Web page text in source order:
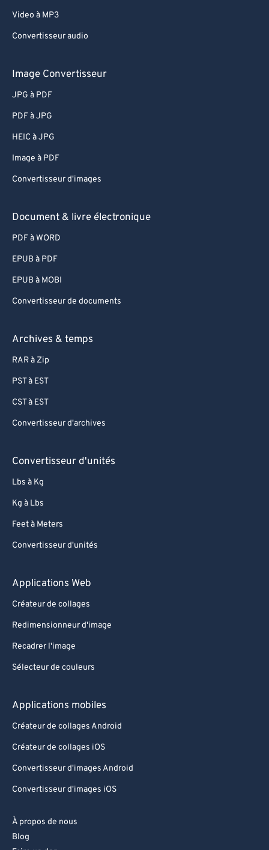
Video à MP3
Convertisseur audio
Image Convertisseur
JPG à PDF
PDF à JPG
HEIC à JPG
Image à PDF
Convertisseur d'images
Document & livre électronique
PDF à WORD
EPUB à PDF
EPUB à MOBI
Convertisseur de documents
Archives & temps
RAR à Zip
PST à EST
CST à EST
Convertisseur d'archives
Convertisseur d'unités
Lbs à Kg
Kg à Lbs
Feet à Meters
Convertisseur d'unités
Applications Web
Créateur de collages
Redimensionneur d'image
Recadrer l'image
Sélecteur de couleurs
Applications mobiles
Créateur de collages Android
Créateur de collages iOS
Convertisseur d'images Android
Convertisseur d'images iOS
À propos de nous
Blog